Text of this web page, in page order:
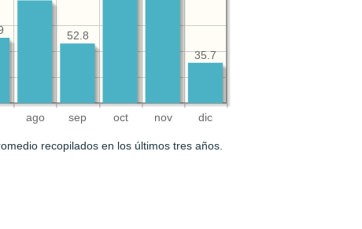
ago sep oct nov dic
35.7
52.8
recopilados en los últimos tres años.